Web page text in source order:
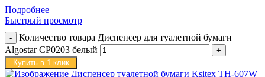
Подробнее
Быстрый просмотр
Количество товара Диспенсер для туалетной бумаги
Algostar CP0203 белый
Купить в 1 клик